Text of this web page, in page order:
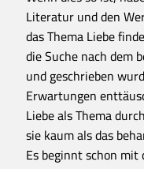
Literatur und den
das Thema Liebe
die Suche nach dem
und geschrieben
Erwartungen
Liebe als Thema
sie kaum als das
Es beginnt schon